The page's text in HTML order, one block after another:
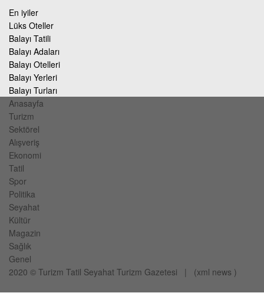
En iyiler
Lüks Oteller
Balayı Tatili
Balayı Adaları
Balayı Otelleri
Balayı Yerleri
Balayı Turları
Anasayfa
Turizm
Sektörel
Alışveriş
Ekonomi
Tatil
Spor
Politika
Seyahat
Kültür
Magazin
Sağlık
Genel
2020 © Turizm Tatil Seyahat Turizm Gazetesi | (xml news )